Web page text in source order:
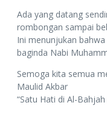
Ada yang datang
rombongan sampai
Ini menunjukan
baginda Nabi
Semoga kita semua
Maulid Akbar
“Satu Hati di Al-Bahjah